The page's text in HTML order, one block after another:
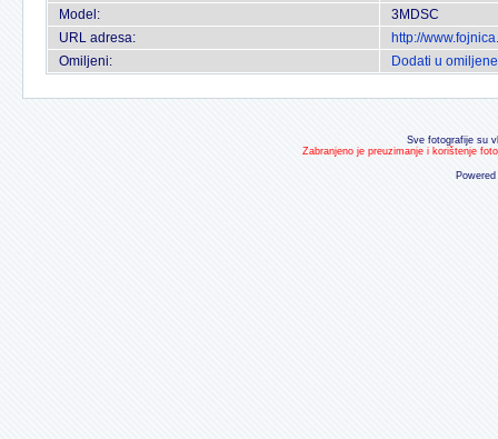
Model:
3MDSC
URL adresa:
http://
Omiljeni:
Dodati u omiljene
Sve fotografije su
Zabranjeno je preuzimanje i korištenje